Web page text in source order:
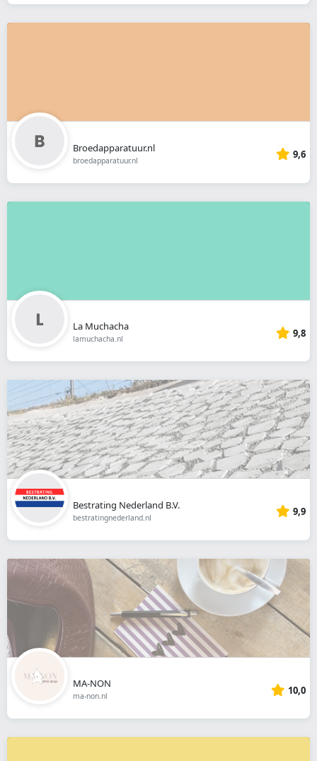
Broedapparatuur.nl
broedapparatuur.nl 9,6
La Muchacha
lamuchacha.nl 9,8
Bestrating Nederland B.V.
bestratingnederland.nl 9,9
MA-NON
ma-non.nl 10,0